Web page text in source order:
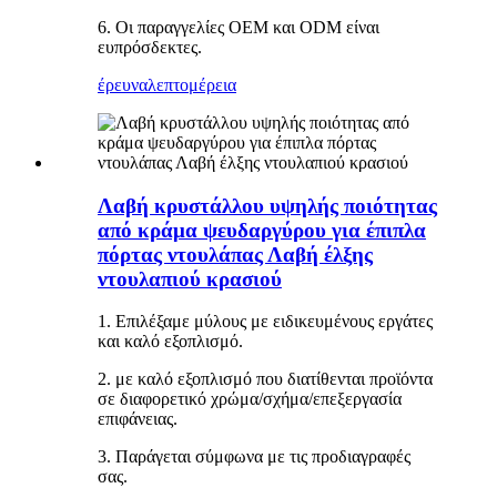
6. Οι παραγγελίες OEM και ODM είναι
ευπρόσδεκτες.
έρευναλεπτομέρεια
Λαβή κρυστάλλου υψηλής ποιότητας
από κράμα ψευδαργύρου για έπιπλα
πόρτας ντουλάπας Λαβή έλξης
ντουλαπιού κρασιού
1. Επιλέξαμε μύλους με ειδικευμένους εργάτες
και καλό εξοπλισμό.
2. με καλό εξοπλισμό που διατίθενται προϊόντα
σε διαφορετικό χρώμα/σχήμα/επεξεργασία
επιφάνειας.
3. Παράγεται σύμφωνα με τις προδιαγραφές
σας.